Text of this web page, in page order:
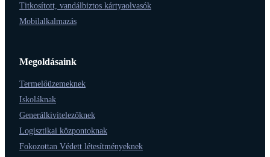
Titkosított, vandálbiztos kártyaolvasók
Mobilalkalmazás
Megoldásaink
Termelőüzemeknek
Iskoláknak
Generálkivitelezőknek
Logisztikai központoknak
Fokozottan Védett létesítményeknek